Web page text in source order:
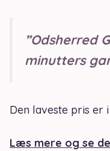
”Odsherred
minutters
Den laveste pris er
Læs mere og se